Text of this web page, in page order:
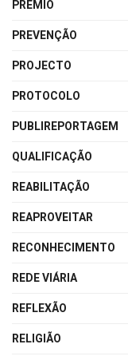
PRÉMIO
PREVENÇÃO
PROJECTO
PROTOCOLO
PUBLIREPORTAGEM
QUALIFICAÇÃO
REABILITAÇÃO
REAPROVEITAR
RECONHECIMENTO
REDE VIÁRIA
REFLEXÃO
RELIGIÃO